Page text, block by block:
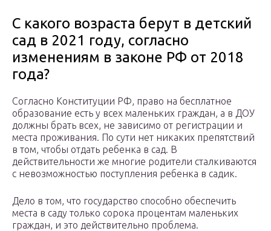
С какого возраста берут в детский
сад в 2021 году, согласно
изменениям в законе РФ от 2018
года?
Согласно Конституции РФ, право на бесплатное
образование есть у всех маленьких граждан, а в ДОУ
должны брать всех, не зависимо от регистрации и
места проживания. По сути нет никаких препятствий
в том, чтобы отдать ребенка в сад. В
действительности же многие родители сталкиваются
с невозможностью поступления ребенка в садик.
Дело в том, что государство способно обеспечить
места в саду только сорока процентам маленьких
граждан, и это действительно проблема.